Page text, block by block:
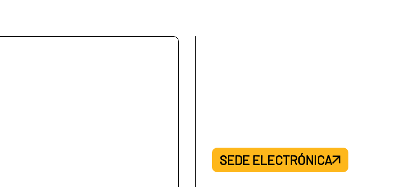
SEDE ELECTRÓNICA